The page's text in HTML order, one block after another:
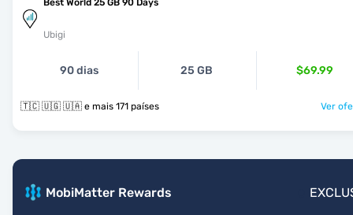
Best World 25 GB 90 Days
Ubigi
90 dias 25 GB $69.99
🇹🇨 🇺🇬 🇺🇦 e mais 171 países Ver
MobiMatter Rewards